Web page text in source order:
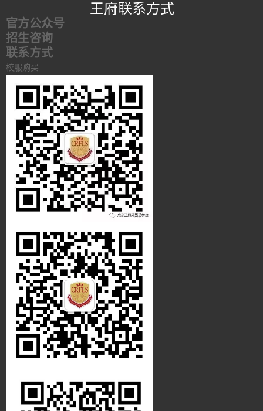
王府联系方式
官方公众号
招生咨询
联系方式
校服购买